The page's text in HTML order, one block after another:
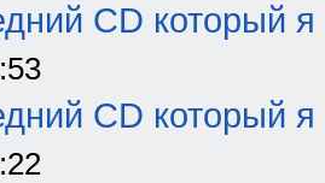
CD который я
CD который я